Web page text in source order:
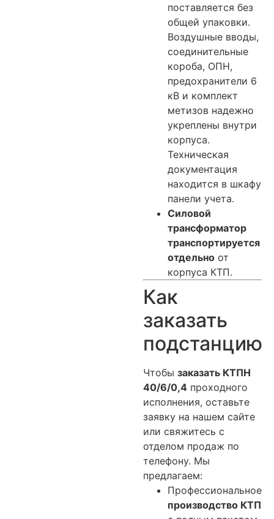
поставляется без
общей упаковки.
Воздушные вводы,
соединительные
короба, ОПН,
предохранители 6
кВ и комплект
метизов надежно
укреплены внутри
корпуса.
Техническая
документация
находится в шкафу
панели учета.
Силовой
трансформатор
транспортируется
отдельно от
корпуса КТП.
Как
заказать
подстанцию
Чтобы заказать КТПН
40/6/0,4 проходного
исполнения, оставьте
заявку на нашем сайте
или свяжитесь с
отделом продаж по
телефону. Мы
предлагаем:
Профессиональное
производство КТП